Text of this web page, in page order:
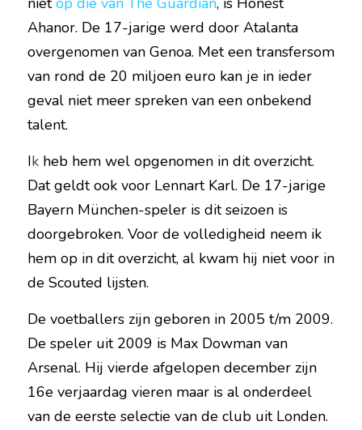
Ahanor. De 17-jarige werd door Atalanta
overgenomen van Genoa. Met een transfersom
van rond de 20 miljoen euro kan je in ieder
geval niet meer spreken van een onbekend
talent.
Ik heb hem wel opgenomen in dit overzicht.
Dat geldt ook voor Lennart Karl. De 17-jarige
Bayern München-speler is dit seizoen is
doorgebroken. Voor de volledigheid neem ik
hem op in dit overzicht, al kwam hij niet voor in
de Scouted lijsten.
De voetballers zijn geboren in 2005 t/m 2009.
De speler uit 2009 is Max Dowman van
Arsenal. Hij vierde afgelopen december zijn
16e verjaardag vieren maar is al onderdeel
van de eerste selectie van de club uit Londen.